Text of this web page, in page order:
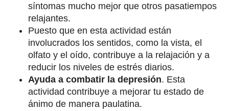
síntomas mucho mejor que otros pasatiempos
relajantes.
Puesto que en esta actividad están
involucrados los sentidos, como la vista, el
olfato y el oído, contribuye a la relajación y a
reducir los niveles de estrés diarios.
Ayuda a combatir la depresión. Esta
actividad contribuye a mejorar tu estado de
ánimo de manera paulatina.